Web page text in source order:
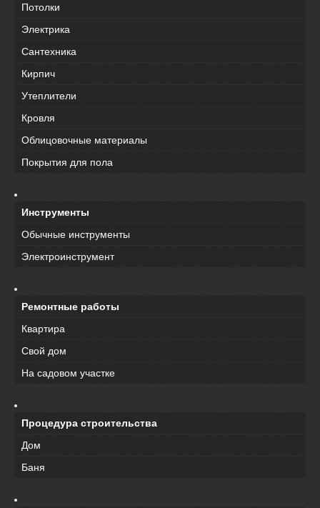
Потолки
Электрика
Сантехника
Кирпич
Утеплители
Кровля
Облицовочные материалы
Покрытия для пола
Инструменты
Обычные инструменты
Электроинструмент
Ремонтные работы
Квартира
Свой дом
На садовом участке
Процедура строительства
Дом
Баня